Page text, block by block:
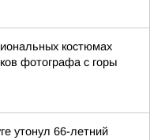
костюмах
фотографа с горы
утонул 66-летний